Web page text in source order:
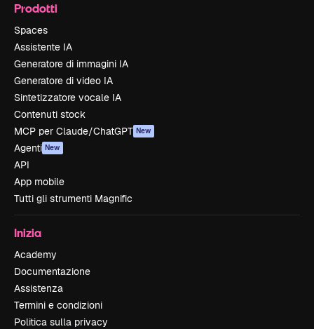
Prodotti
Spaces
Assistente IA
Generatore di immagini IA
Generatore di video IA
Sintetizzatore vocale IA
Contenuti stock
MCP per Claude/ChatGPT New
Agenti New
API
App mobile
Tutti gli strumenti Magnific
Inizia
Academy
Documentazione
Assistenza
Termini e condizioni
Politica sulla privacy